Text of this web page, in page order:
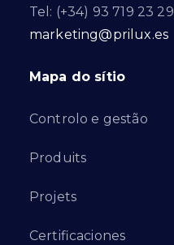
Tel: (+34) 93 719 23 29
marketing@prilux.es
Mapa do sítio
Controlo e gestão
Produits
Projets
Certificaciones